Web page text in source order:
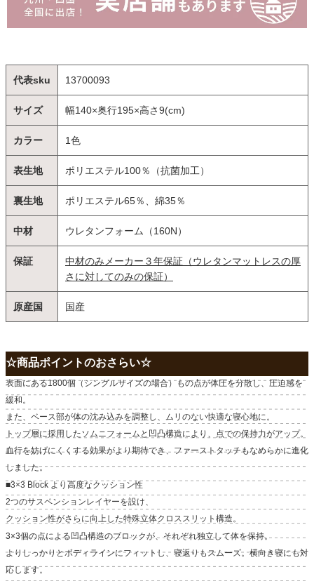
代表sku 13700093
サイズ 幅140×奥行195×高さ9(cm)
カラー 1色
表生地 ポリエステル100％（抗菌加工）
裏生地 ポリエステル65％、綿35％
中材 ウレタンフォーム（160N）
保証
中材のみメーカー３年保証（ウレタンマットレスの厚
さに対してのみの保証）
原産国 国産
☆商品ポイントのおさらい☆
表面にある1800個（シングルサイズの場合）もの点が体圧を分散し、圧迫感を
緩和。
また、ベース部が体の沈み込みを調整し、ムリのない快適な寝心地に。
トップ層に採用したソムニフォームと凹凸構造により、点での保持力がアップ。
血行を妨げにくくする効果がより期待でき、ファーストタッチもなめらかに進化
しました。
■3×3 Block より高度なクッション性
2つのサスペンションレイヤーを設け、
クッション性がさらに向上した特殊立体クロススリット構造。
3×3個の点による凹凸構造のブロックが、それぞれ独立して体を保持。
よりしっかりとボディラインにフィットし、寝返りもスムーズ。横向き寝にも対
応します。